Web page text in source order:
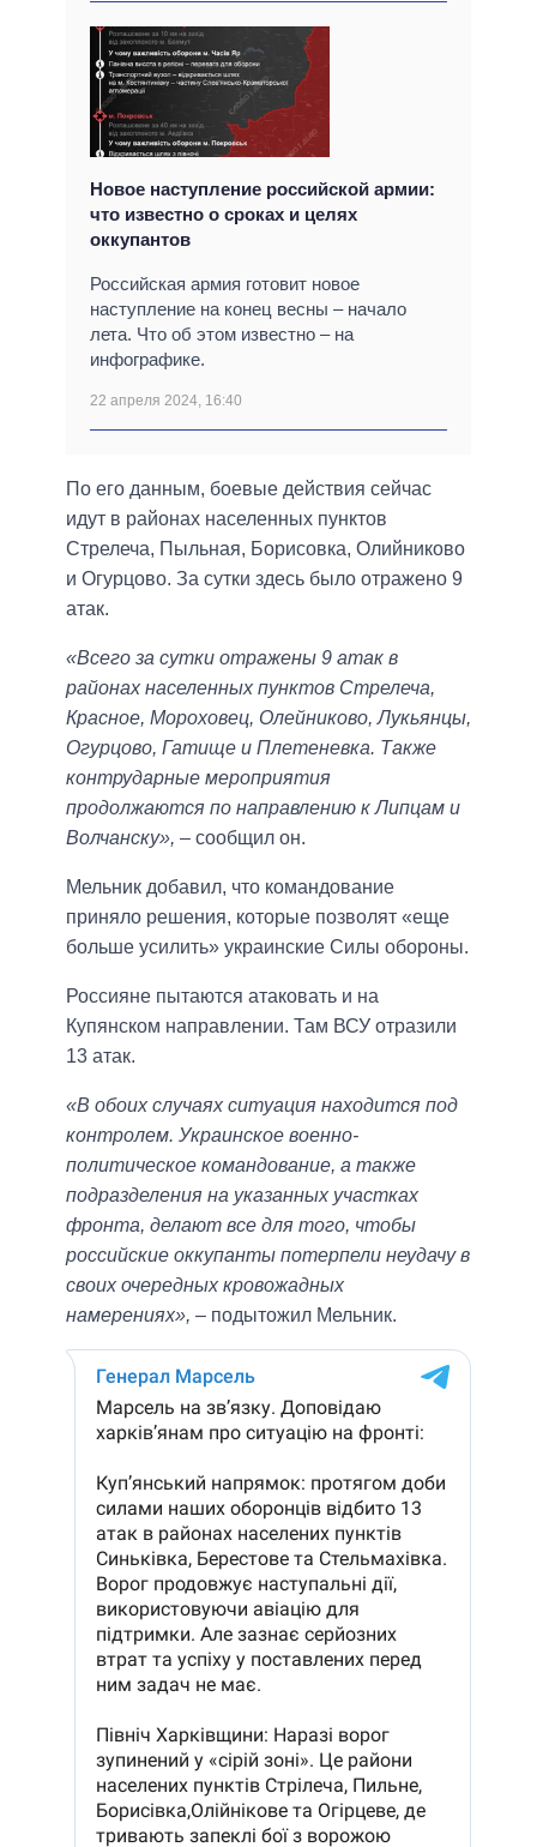
Новое наступление российской армии:
что известно о сроках и целях
оккупантов
Российская армия готовит новое
наступление на конец весны – начало
лета. Что об этом известно – на
инфографике.
22 апреля 2024, 16:40
По его данным, боевые действия сейчас
идут в районах населенных пунктов
Стрелеча, Пыльная, Борисовка, Олийниково
и Огурцово. За сутки здесь было отражено 9
атак.
«Всего за сутки отражены 9 атак в
районах населенных пунктов Стрелеча,
Красное, Мороховец, Олейниково, Лукьянцы,
Огурцово, Гатище и Плетеневка. Также
контрударные мероприятия
продолжаются по направлению к Липцам и
Волчанску», – сообщил он.
Мельник добавил, что командование
приняло решения, которые позволят «еще
больше усилить» украинские Силы обороны.
Россияне пытаются атаковать и на
Купянском направлении. Там ВСУ отразили
13 атак.
«В обоих случаях ситуация находится под
контролем. Украинское военно-
политическое командование, а также
подразделения на указанных участках
фронта, делают все для того, чтобы
российские оккупанты потерпели неудачу в
своих очередных кровожадных
намерениях», – подытожил Мельник.